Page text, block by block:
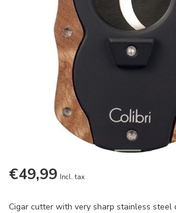
€49,99 Incl. tax
Cigar cutter with very sharp stainless steel